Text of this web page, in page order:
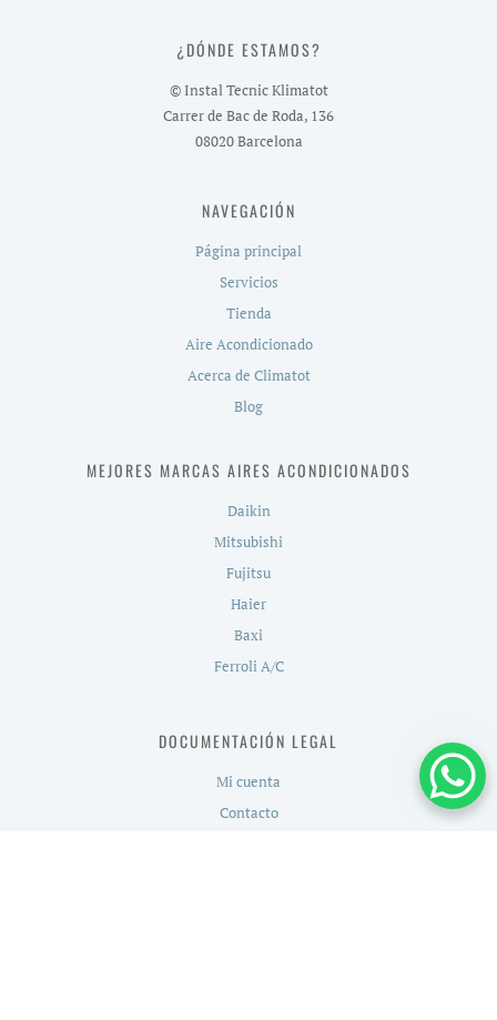
¿DÓNDE ESTAMOS?
© Instal Tecnic Klimatot
Carrer de Bac de Roda, 136
08020 Barcelona
NAVEGACIÓN
Página principal
Servicios
Tienda
Aire Acondicionado
Acerca de Climatot
Blog
MEJORES MARCAS AIRES ACONDICIONADOS
Daikin
Mitsubishi
Fujitsu
Haier
Baxi
Ferroli A/C
DOCUMENTACIÓN LEGAL
Mi cuenta
Contacto